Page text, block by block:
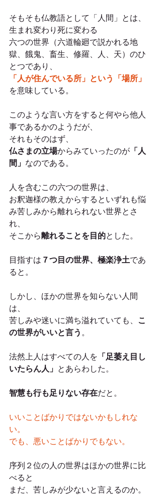
そもそも仏教語として「人間」とは、
生まれ変わり死に変わる
六つの世界（六道輪廻で説かれる地
獄、餓鬼、畜生、修羅、人、天）のひ
とつであり、
「人が住んでいる所」という「場所」
を意味している。
このような言い方をすると何やら他人
事であるかのようだが、
それもそのはず、
仏さまの立場からみていったのが 「人
間」 なのである。
人を含むこの六つの世界は、
お釈迦様の教えからするといずれも悩
み苦しみから離れられない世界とさ
れ、
そこから離れることを目的とした。
目指すは ７つ目の世界、極楽浄土であ
ると。
しかし、ほかの世界を知らない人間
は、
苦しみや迷いに満ち溢れていても、 こ
の世界がいいと言う。
法然上人はすべての人を 「足萎え目し
いたらん人」 とあらわした。
智慧も行も足りない存在だと。
いいことばかりではないかもしれな
い。
でも、悪いことばかりでもない。
序列２位の人の世界はほかの世界に比
べると
まだ、苦しみが少ないと言えるのか。